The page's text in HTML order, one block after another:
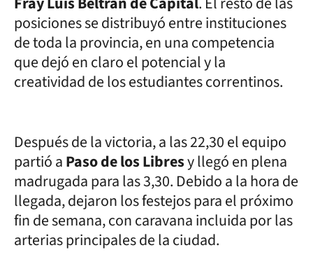
posiciones se distribuyó entre instituciones
de toda la provincia, en una competencia
que dejó en claro el potencial y la
creatividad de los estudiantes correntinos.
Después de la victoria, a las 22,30 el equipo
partió aPaso de los Libresy llegó en plena
madrugada para las 3,30. Debido a la hora de
llegada, dejaron los festejos para el próximo
fin de semana, con caravana incluida por las
arterias principales de la ciudad.